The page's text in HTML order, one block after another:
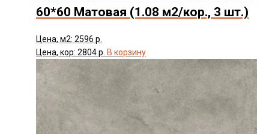
60*60 Матовая (1.08 м2/кор., 3 шт.)
Цена, м2: 2596 р.
Цена, кор: 2804 р. В корзину